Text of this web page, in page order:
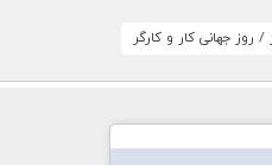
/ روز جهانی کار و کارگر